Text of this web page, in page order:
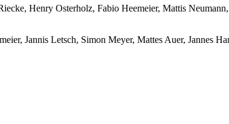
Henry Osterholz, Fabio Heemeier, Mattis
Jannis Letsch, Simon Meyer, Mattes Auer, Jannes